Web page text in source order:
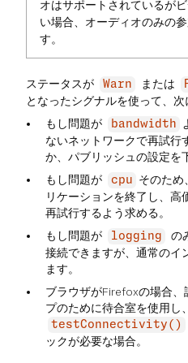
オはサポートされているが
い場合、オーディオのみの
す。
ステータスが Warn または
となったシグナルを使って、
もし問題が
bandwidth
ないネットワークで再試行
か、パブリッシュの設定を
もし問題が
cpu
そのため
リケーションを終了し、高
再試行するよう求める。
もし問題が
logging
の
接続できますが、通常のイ
ます。
ブラウザがFirefoxの場合、
プのために待合室を使用し
testConnectivity()
ックが必要な場合。